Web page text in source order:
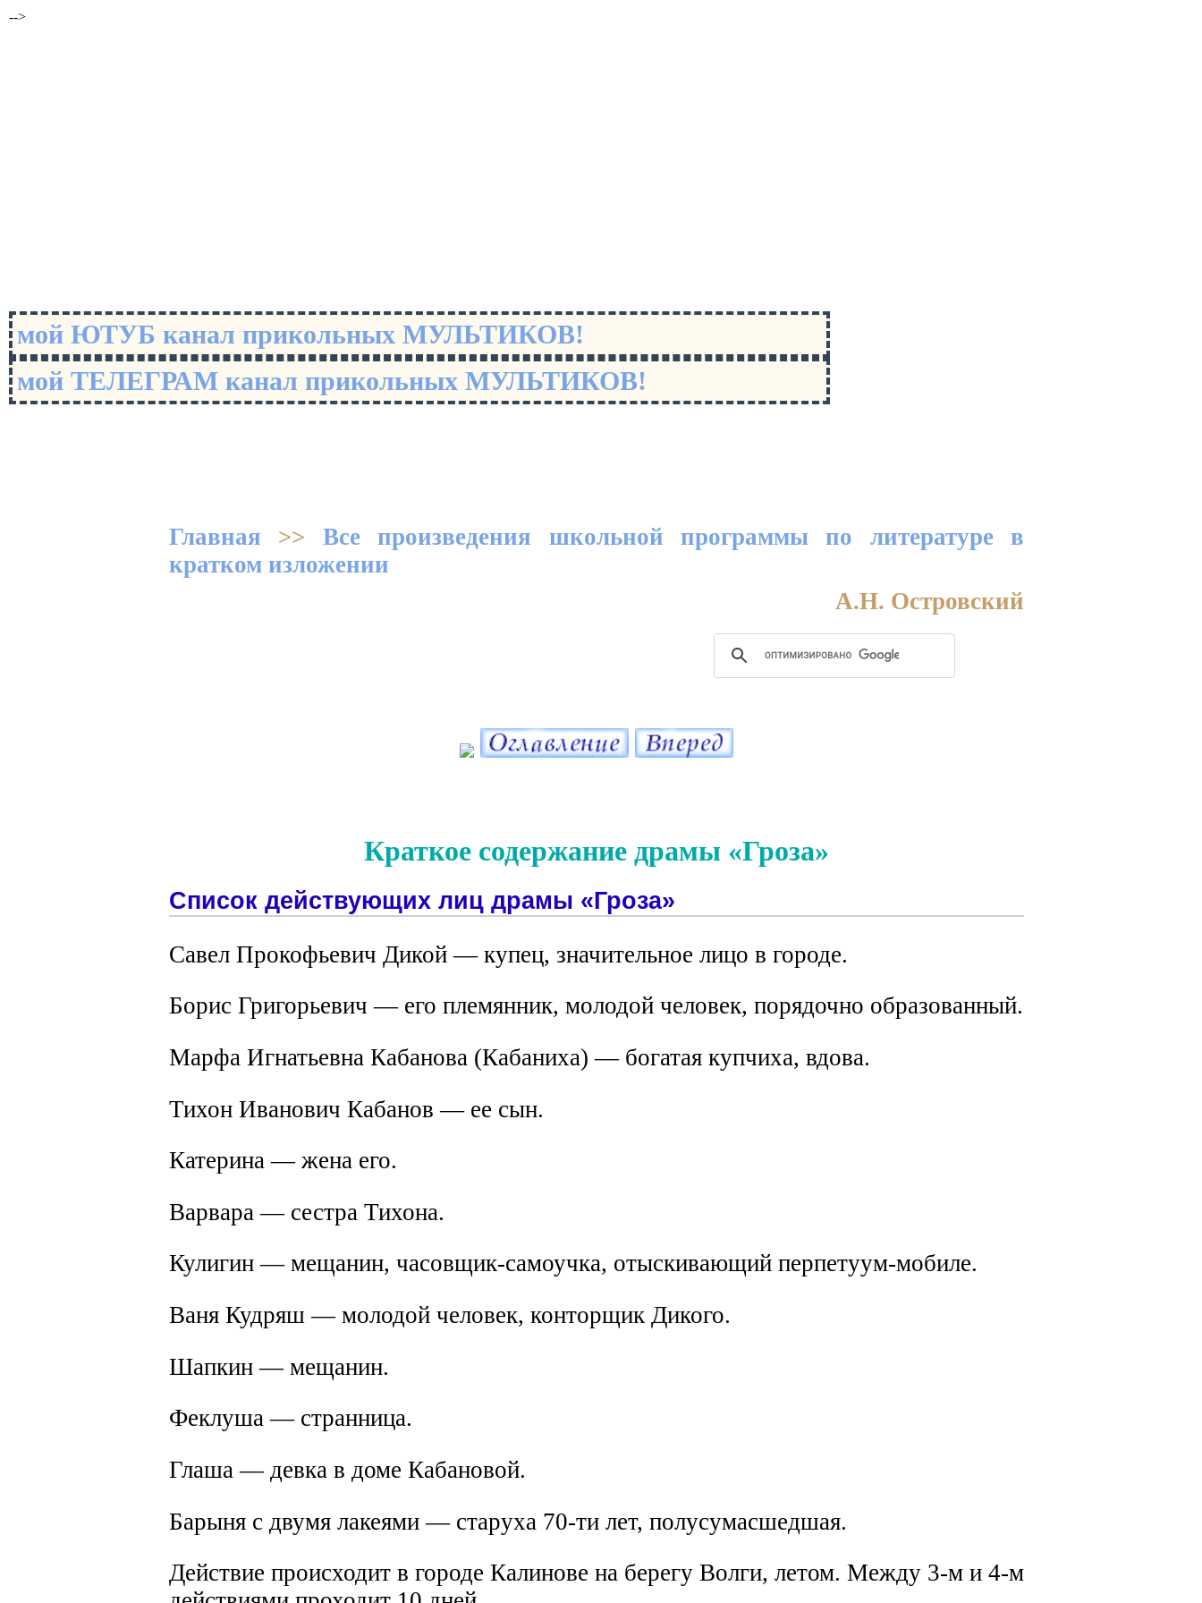
-->
мой ЮТУБ канал прикольных МУЛЬТИКОВ!
мой ТЕЛЕГРАМ канал прикольных МУЛЬТИКОВ!
Главная >> Все произведения школьной программы по литературе в
кратком изложении
А.Н. Островский
Краткое содержание драмы «Гроза»
Список действующих лиц драмы «Гроза»
Савел Прокофьевич Дикой — купец, значительное лицо в городе.
Борис Григорьевич — его племянник, молодой человек, порядочно образованный.
Марфа Игнатьевна Кабанова (Кабаниха) — богатая купчиха, вдова.
Тихон Иванович Кабанов — ее сын.
Катерина — жена его.
Варвара — сестра Тихона.
Кулигин — мещанин, часовщик-самоучка, отыскивающий перпетуум-мобиле.
Ваня Кудряш — молодой человек, конторщик Дикого.
Шапкин — мещанин.
Феклуша — странница.
Глаша — девка в доме Кабановой.
Барыня с двумя лакеями — старуха 70-ти лет, полусумасшедшая.
Действие происходит в городе Калинове на берегу Волги, летом. Между 3-м и 4-м